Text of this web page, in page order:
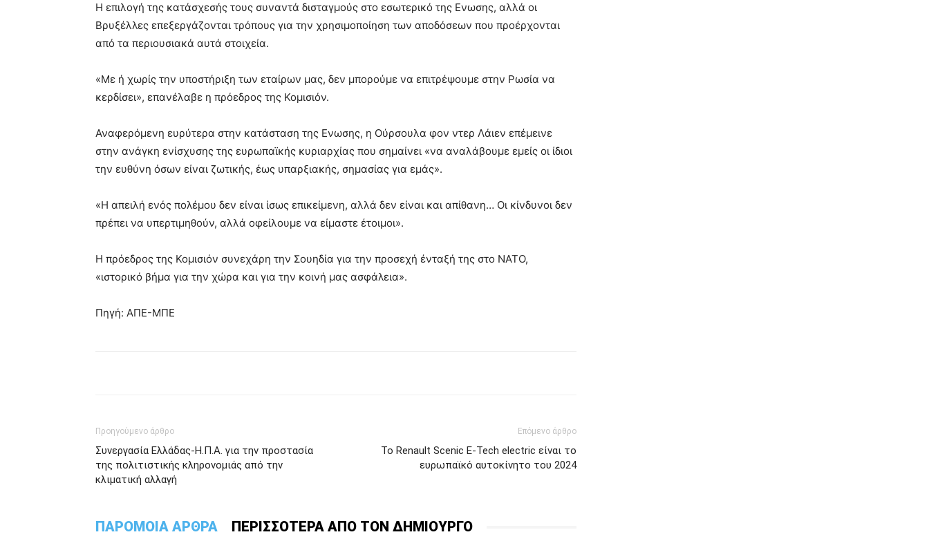
Η επιλογή της κατάσχεσής τους συναντά δισταγμούς στο εσωτερικό της Ενωσης, αλλά οι
Βρυξέλλες επεξεργάζονται τρόπους για την χρησιμοποίηση των αποδόσεων που προέρχονται
από τα περιουσιακά αυτά στοιχεία.
«Με ή χωρίς την υποστήριξη των εταίρων μας, δεν μπορούμε να επιτρέψουμε στην Ρωσία να
κερδίσει», επανέλαβε η πρόεδρος της Κομισιόν.
Αναφερόμενη ευρύτερα στην κατάσταση της Ενωσης, η Ούρσουλα φον ντερ Λάιεν επέμεινε
στην ανάγκη ενίσχυσης της ευρωπαϊκής κυριαρχίας που σημαίνει «να αναλάβουμε εμείς οι ίδιοι
την ευθύνη όσων είναι ζωτικής, έως υπαρξιακής, σημασίας για εμάς».
«Η απειλή ενός πολέμου δεν είναι ίσως επικείμενη, αλλά δεν είναι και απίθανη… Οι κίνδυνοι δεν
πρέπει να υπερτιμηθούν, αλλά οφείλουμε να είμαστε έτοιμοι».
Η πρόεδρος της Κομισιόν συνεχάρη την Σουηδία για την προσεχή ένταξή της στο ΝΑΤΟ,
«ιστορικό βήμα για την χώρα και για την κοινή μας ασφάλεια».
Πηγή: ΑΠΕ-ΜΠΕ
Προηγούμενο άρθρο
Συνεργασία Ελλάδας-Η.Π.Α. για την προστασία
της πολιτιστικής κληρονομιάς από την
κλιματική αλλαγή
Επόμενο άρθρο
Το Renault Scenic E-Tech electric είναι το
ευρωπαϊκό αυτοκίνητο του 2024
ΠΑΡΟΜΟΙΑ ΑΡΘΡΑ ΠΕΡΙΣΣΟΤΕΡΑ ΑΠΟ ΤΟΝ ΔΗΜΙΟΥΡΓΟ